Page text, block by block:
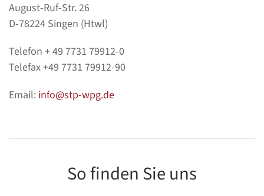
August-Ruf-Str. 26
D-78224 Singen (Htwl)
Telefon + 49 7731 79912-0
Telefax +49 7731 79912-90
Email: info@stp-wpg.de
So finden Sie uns